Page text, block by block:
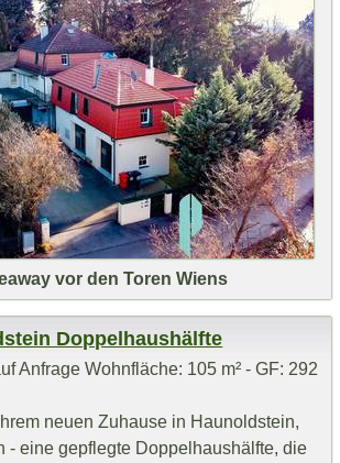
vor den Toren Wiens
Doppelhaushälfte
Anfrage Wohnfläche: 105 m² - GF: 292
neuen Zuhause in Haunoldstein,
- eine gepflegte Doppelhaushälfte, die